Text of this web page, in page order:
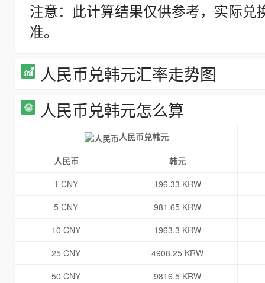
注意：此计算结果仅供参考，实际
准。
人民币兑韩元汇率走势图
人民币兑韩元怎么算
人民币兑韩元
人民币
韩元
1 CNY
196.33 KRW
5 CNY
981.65 KRW
10 CNY
1963.3 KRW
25 CNY
4908.25 KRW
50 CNY
9816.5 KRW